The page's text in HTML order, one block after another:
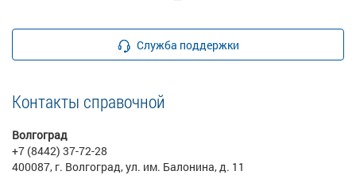
Служба поддержки
Контакты справочной
Волгоград
+7 (8442) 37-72-28
400087, г. Волгоград, ул. им. Балонина, д. 11